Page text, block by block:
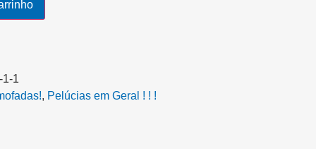
1-1
, Pelúcias em Geral ! ! !